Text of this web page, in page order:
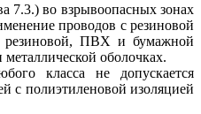
7.3.) во взрывоопасных зонах
проводов с резиновой
ПВХ и бумажной
оболочках.
класса не допускается
с полиэтиленовой изоляцией